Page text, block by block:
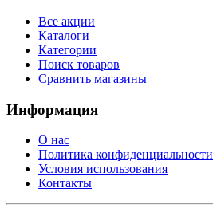
Все акции
Каталоги
Категории
Поиск товаров
Сравнить магазины
Информация
О нас
Политика конфиденциальности
Условия использования
Контакты